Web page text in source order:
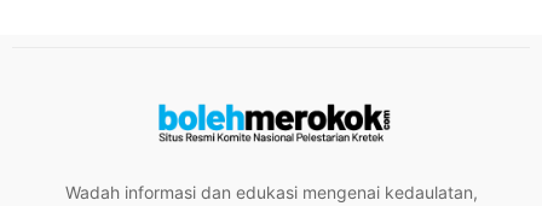
Wadah informasi dan edukasi mengenai kedaulatan,